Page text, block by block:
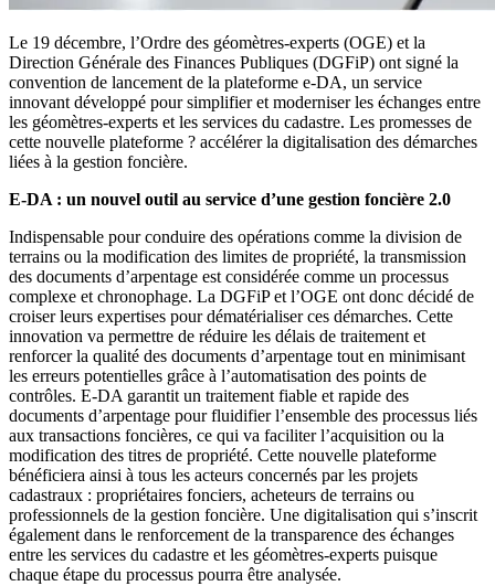
Le 19 décembre, l’Ordre des géomètres-experts (OGE) et la
Direction Générale des Finances Publiques (DGFiP) ont signé la
convention de lancement de la plateforme e-DA, un service
innovant développé pour simplifier et moderniser les échanges entre
les géomètres-experts et les services du cadastre. Les promesses de
cette nouvelle plateforme ? accélérer la digitalisation des démarches
liées à la gestion foncière.
E-DA : un nouvel outil au service d’une gestion foncière 2.0
Indispensable pour conduire des opérations comme la division de
terrains ou la modification des limites de propriété, la transmission
des documents d’arpentage est considérée comme un processus
complexe et chronophage. La DGFiP et l’OGE ont donc décidé de
croiser leurs expertises pour dématérialiser ces démarches. Cette
innovation va permettre de réduire les délais de traitement et
renforcer la qualité des documents d’arpentage tout en minimisant
les erreurs potentielles grâce à l’automatisation des points de
contrôles. E-DA garantit un traitement fiable et rapide des
documents d’arpentage pour fluidifier l’ensemble des processus liés
aux transactions foncières, ce qui va faciliter l’acquisition ou la
modification des titres de propriété. Cette nouvelle plateforme
bénéficiera ainsi à tous les acteurs concernés par les projets
cadastraux : propriétaires fonciers, acheteurs de terrains ou
professionnels de la gestion foncière. Une digitalisation qui s’inscrit
également dans le renforcement de la transparence des échanges
entre les services du cadastre et les géomètres-experts puisque
chaque étape du processus pourra être analysée.